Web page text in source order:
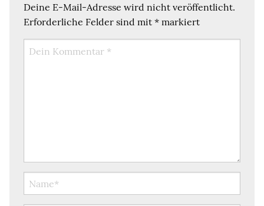
Deine E-Mail-Adresse wird nicht veröffentlicht.
Erforderliche Felder sind mit * markiert